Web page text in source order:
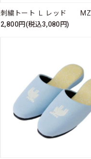
刺繍トート Ｌ レッド MZ
2,800円(税込3,080円)